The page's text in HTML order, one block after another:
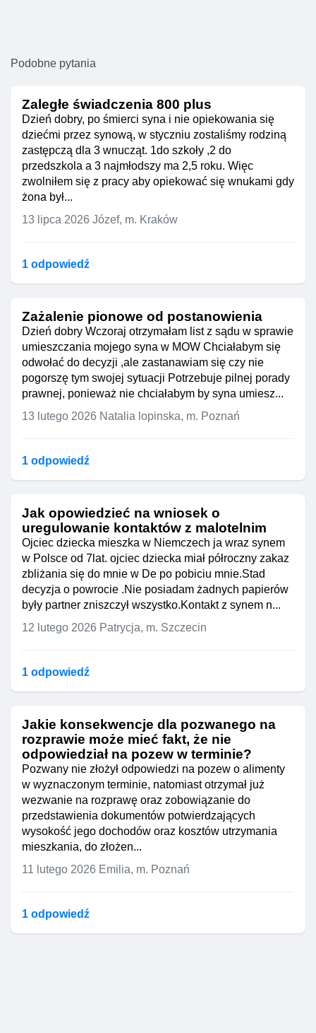
Podobne pytania
Zaległe świadczenia 800 plus
Dzień dobry, po śmierci syna i nie opiekowania się
dziećmi przez synową, w styczniu zostaliśmy rodziną
zastępczą dla 3 wnucząt. 1do szkoły ,2 do
przedszkola a 3 najmłodszy ma 2,5 roku. Więc
zwolniłem się z pracy aby opiekować się wnukami gdy
żona był...
13 lipca 2026 Józef, m. Kraków
1 odpowiedź
Zażalenie pionowe od postanowienia
Dzień dobry Wczoraj otrzymałam list z sądu w sprawie
umieszczania mojego syna w MOW Chciałabym się
odwołać do decyzji ,ale zastanawiam się czy nie
pogorszę tym swojej sytuacji Potrzebuje pilnej porady
prawnej, ponieważ nie chciałabym by syna umiesz...
13 lutego 2026 Natalia lopinska, m. Poznań
1 odpowiedź
Jak opowiedzieć na wniosek o
uregulowanie kontaktów z malotelnim
Ojciec dziecka mieszka w Niemczech ja wraz synem
w Polsce od 7lat. ojciec dziecka miał półroczny zakaz
zbliżania się do mnie w De po pobiciu mnie.Stad
decyzja o powrocie .Nie posiadam żadnych papierów
były partner zniszczył wszystko.Kontakt z synem n...
12 lutego 2026 Patrycja, m. Szczecin
1 odpowiedź
Jakie konsekwencje dla pozwanego na
rozprawie może mieć fakt, że nie
odpowiedział na pozew w terminie?
Pozwany nie złożył odpowiedzi na pozew o alimenty
w wyznaczonym terminie, natomiast otrzymał już
wezwanie na rozprawę oraz zobowiązanie do
przedstawienia dokumentów potwierdzających
wysokość jego dochodów oraz kosztów utrzymania
mieszkania, do złożen...
11 lutego 2026 Emilia, m. Poznań
1 odpowiedź